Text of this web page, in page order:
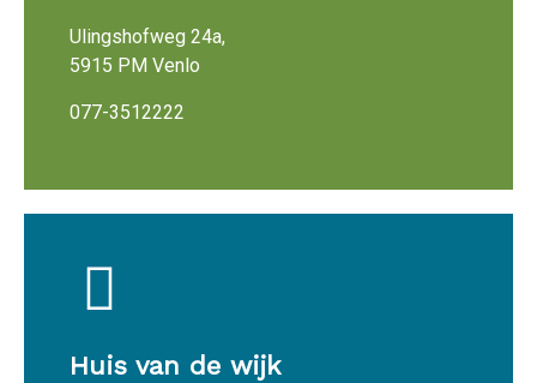
Ulingshofweg 24a,
5915 PM Venlo
077-3512222
Huis van de wijk